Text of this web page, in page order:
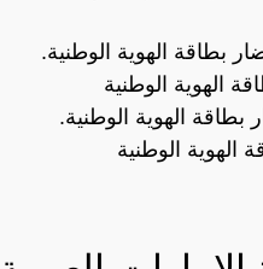
بطاقة الهوية الوطنية.
الهوية الوطنية
بطاقة الهوية الوطنية.
الهوية الوطنية